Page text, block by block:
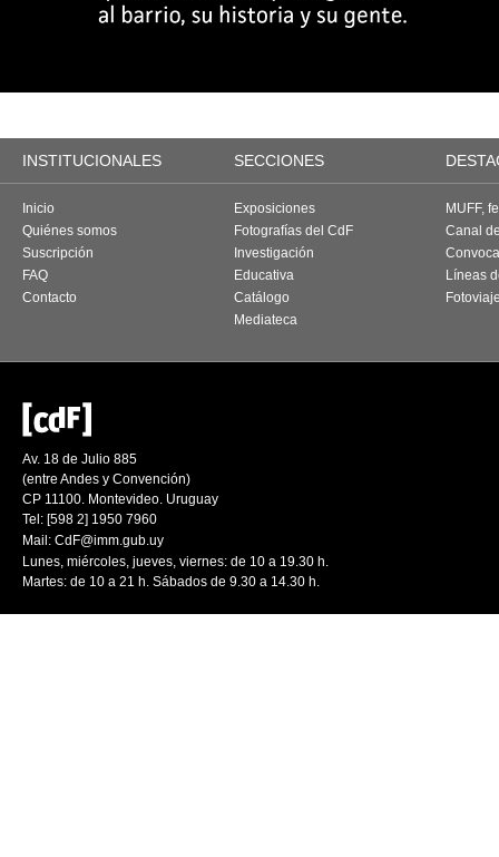
INSTITUCIONALES SECCIONES
Inicio
Quiénes somos
Suscripción
FAQ
Contacto
Exposiciones
Fotografías del CdF
Investigación
Educativa
Catálogo
Mediateca
MUFF,
Canal
Líneas
Av. 18 de Julio 885
(entre Andes y Convención)
CP 11100. Montevideo. Uruguay
Tel: [598 2] 1950 7960
Mail: CdF@imm.gub.uy
Lunes, miércoles, jueves, viernes: de 10 a 19.30 h.
Martes: de 10 a 21 h. Sábados de 9.30 a 14.30 h.